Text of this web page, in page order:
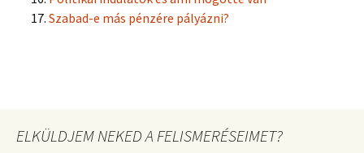
Szabad-e más pénzére pályázni?
ELKÜLDJEM NEKED A FELISMERÉSEIMET?